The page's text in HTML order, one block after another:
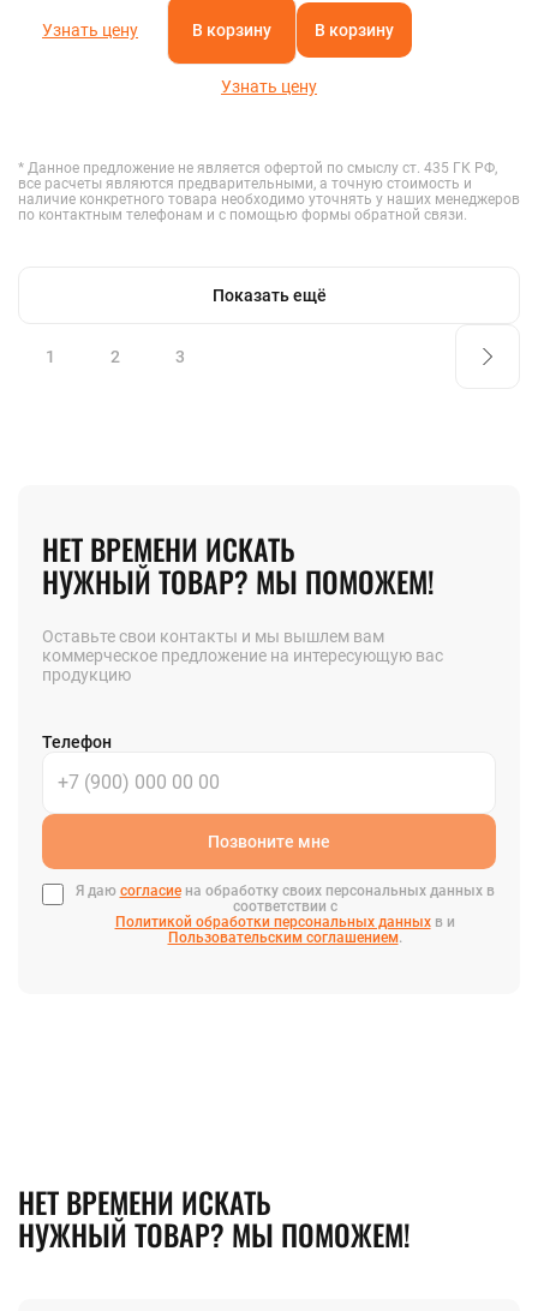
Узнать цену В корзину В корзину
Узнать цену
* Данное предложение не является офертой по смыслу ст. 435 ГК РФ,
все расчеты являются предварительными, а точную стоимость и
наличие конкретного товара необходимо уточнять у наших менеджеров
по контактным телефонам и с помощью формы обратной связи.
Показать ещё
1 2 3
НЕТ ВРЕМЕНИ ИСКАТЬ
НУЖНЫЙ ТОВАР? МЫ ПОМОЖЕМ!
Оставьте свои контакты и мы вышлем вам
коммерческое предложение на интересующую вас
продукцию
Телефон
Позвоните мне
Я даю согласиена обработку своих персональных данных в
соответствии с
Политикой обработки персональных данныхв и
Пользовательским соглашением.
НЕТ ВРЕМЕНИ ИСКАТЬ
НУЖНЫЙ ТОВАР? МЫ ПОМОЖЕМ!